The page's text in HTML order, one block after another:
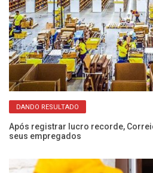
DANDO RESULTADO
Após registrar lucro recorde,
seus empregados